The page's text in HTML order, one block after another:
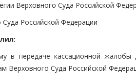
Верховного Суда Российской
Суда Российской Федерации
в передаче кассационной жалобы
Верховного Суда Российской